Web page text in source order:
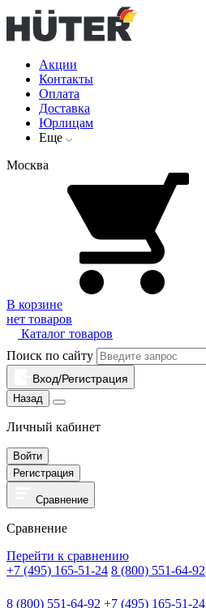
Акции
Контакты
Оплата
Доставка
Юрлицам
Еще
Москва
В корзине
нет товаров
Каталог товаров
Поиск по сайту
Вход/Регистрация
Назад
Личный кабинет
Войти
Регистрация
Сравнение
Сравнение
Перейти к сравнению
+7 (495) 165-51-24 8 (800) 551-64-92
8 (800) 551-64-92 +7 (495) 165-51-24